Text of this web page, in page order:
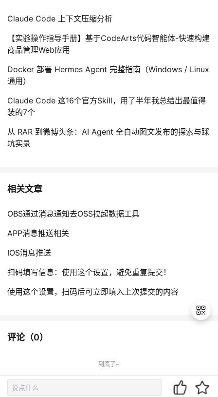
Claude Code 上下文压缩分析
【实验操作指导手册】基于CodeArts代码智能体-快速构建
商品管理Web应用
Docker 部署 Hermes Agent 完整指南（Windows / Linux
通用）
Claude Code 这16个官方Skill，用了半年我总结出最值得
装的7个
从 RAR 到微博头条：AI Agent 全自动图文发布的探索与踩
坑实录
相关文章
OBS通过消息通知去OSS拉起数据工具
APP消息推送相关
IOS消息推送
扫码填写信息：使用这个设置，避免重复提交！
使用这个设置，扫码后可立即填入上次提交的内容
评论（0）
到底了~